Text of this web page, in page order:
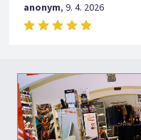
anonym,9. 4. 2026